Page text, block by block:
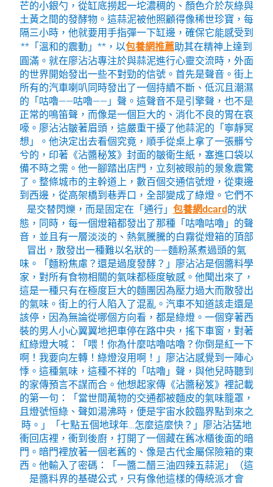
芒的小銀勺，從缸底撈起一坨濃稠的、顏色介於灰綠與
土黃之間的發酵物。這蒜泥被他照顧得像稀世珍寶，每
隔三小時，他就要用手指彈一下缸邊，確保它能感受到
**「溫和的震動」**，以包養網推薦助其在精神上達到
圓滿。就在廖沾沾專注於與蒜泥進行心靈交流時，外面
的世界開始發出一些不對勁的信號。首先是聲音。街上
所有的汽車喇叭同時發出了一個持續不斷、低沉且潮濕
的「咕嚕——咕嚕——」聲。這聲音不是引擎聲，也不是
正常的鳴笛聲，而像是一個巨大的、消化不良的胃在哀
嚎。廖沾沾皺著眉頭，這嚴重干擾了他蒜泥的「寧靜冥
想」。他決定出去看個究竟，順手從桌上拿了一張髒兮
兮的，印著《沾醬秘笈》封面的皺衛生紙，塞進口袋以
備不時之需。他一腳踏出店門，立刻被眼前的景象震驚
了。整條城市的主幹道上，數百個交通信號燈，從東邊
到西邊，從高架橋到巷弄口，全部變成了綠燈。它們不
是交替閃爍，而是固定在「通行」 包養網dcard的狀
態，同時，每一個燈箱都發出了那種「咕嚕咕嚕」的聲
音，並且有一層淡淡的、熱氣騰騰的白霧從燈箱的頂部
冒出，散發出一種難以名狀的——麵粉蒸煮過頭的氣
味。「麵粉焦慮？還是過度發酵？」廖沾沾是個醬料學
家，對所有食物相關的氣味都極度敏感。他聞出來了，
這是一種只有在極度巨大的麵團因為壓力過大而散發出
的氣味。街上的行人陷入了混亂。汽車不知道該走還是
該停，因為無論從哪個方向看，都是綠燈。一個穿著西
裝的男人小心翼翼地把車停在路中央，搖下車窗，對著
紅綠燈大喊：「喂！你為什麼咕嚕咕嚕？你倒是紅一下
啊！我要向左轉！綠燈沒用啊！」廖沾沾感覺到一陣心
悸。這種氣味，這種不祥的「咕嚕」聲，與他兒時聽到
的家傳預言不謀而合。他想起家傳《沾醬秘笈》裡記載
的第一句：「當世間萬物的交通都被麵皮的氣味籠罩，
且燈號恒綠、聲如湯沸時，便是宇宙水餃臨界點到來之
時。」「七點五個地球年…怎麼這麼快？」廖沾沾猛地
衝回店裡，衝到後廚，打開了一個藏在舊冰櫃後面的暗
門。暗門裡放著一個老舊的、像是古代金屬保險箱的東
西。他輸入了密碼：「一醬二醋三油四辣五蒜泥」（這
是醬料界的基礎公式，只有像他這樣的傳統派才會